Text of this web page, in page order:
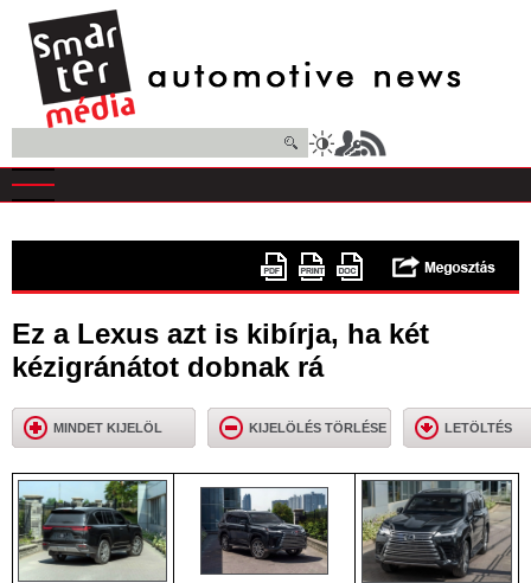
tartalomra
Ez a Lexus azt is kibírja, ha két
kézigránátot dobnak rá
MINDET KIJELÖL KIJELÖLÉS TÖRLÉSE LETÖLTÉS